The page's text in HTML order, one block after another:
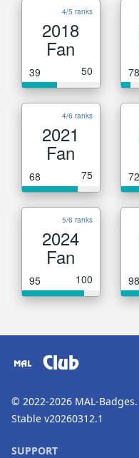
4/5 ranks
2018
Fan
39 50 78
4/6 ranks
2021
Fan
68 75 72
5/6 ranks
2024
Fan
95 100 98
Club
© 2022-2026 MAL-Badges
Stable v20260312.1
SUPPORT